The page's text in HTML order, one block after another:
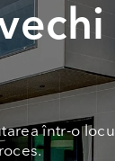
într-o